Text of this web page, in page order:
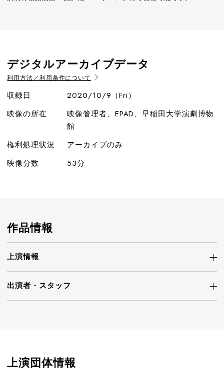
デジタルアーカイブデータ
利用方法／利用条件について
収録日
2020/10/9（Fri）
映像の所在
映像管理者、EPAD、早稲田大学演劇博物
館
権利処理状況
アーカイブのみ
映像分数
53分
作品情報
上演情報
出演者・ スタッフ
上演団体情報